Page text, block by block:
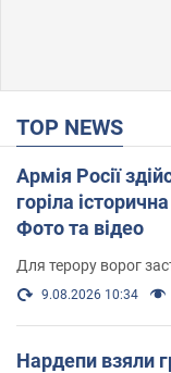
TOP NEWS
Армія Росії
горіла
Фото та відео
Для терору ворог
9.08.2026 10:34
Нардепи взяли